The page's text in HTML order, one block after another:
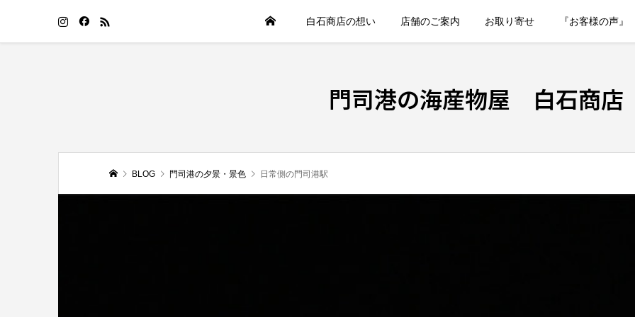
白石商店の想い 店舗のご案内 お取り寄せ 『お客様の声』
門司港の海産物屋 白石商店
BLOG 門司港の夕景・景色 日常側の門司港駅